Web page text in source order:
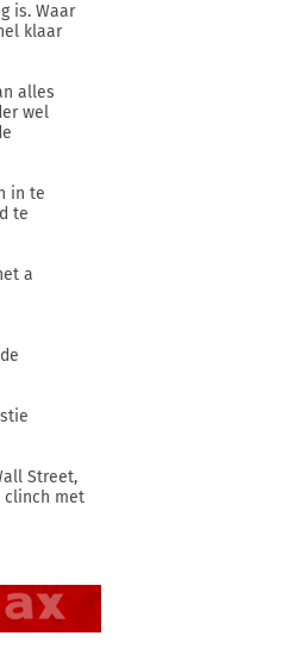
is. Waar
klaar
alles
wel
in te
te
a
Street,
clinch met